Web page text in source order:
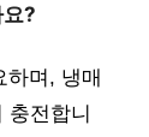
?
며, 냉매
전합니